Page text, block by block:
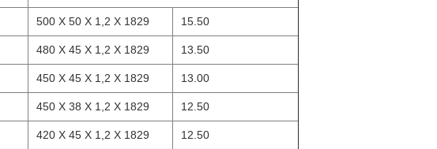
500 X 50 X 1,2 X 1829 15.50
480 X 45 X 1,2 X 1829 13.50
450 X 45 X 1,2 X 1829 13.00
450 X 38 X 1,2 X 1829 12.50
420 X 45 X 1,2 X 1829 12.50